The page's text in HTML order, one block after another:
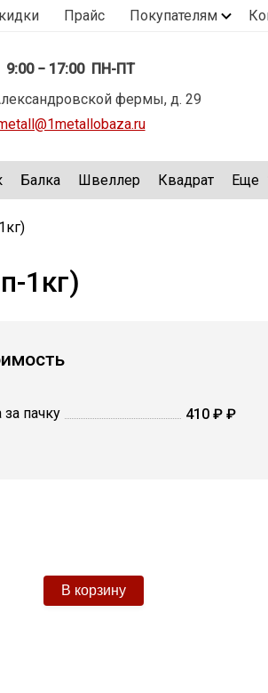
Прайс Покупателям
9:00 − 17:00 ПН-ПТ
фермы, д. 29
Балка Швеллер Квадрат Еще
1кг)
пачку 410 ₽ ₽